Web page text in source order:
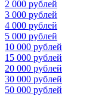
2 000 рублей
3 000 рублей
4 000 рублей
5 000 рублей
10 000 рублей
15 000 рублей
20 000 рублей
30 000 рублей
50 000 рублей